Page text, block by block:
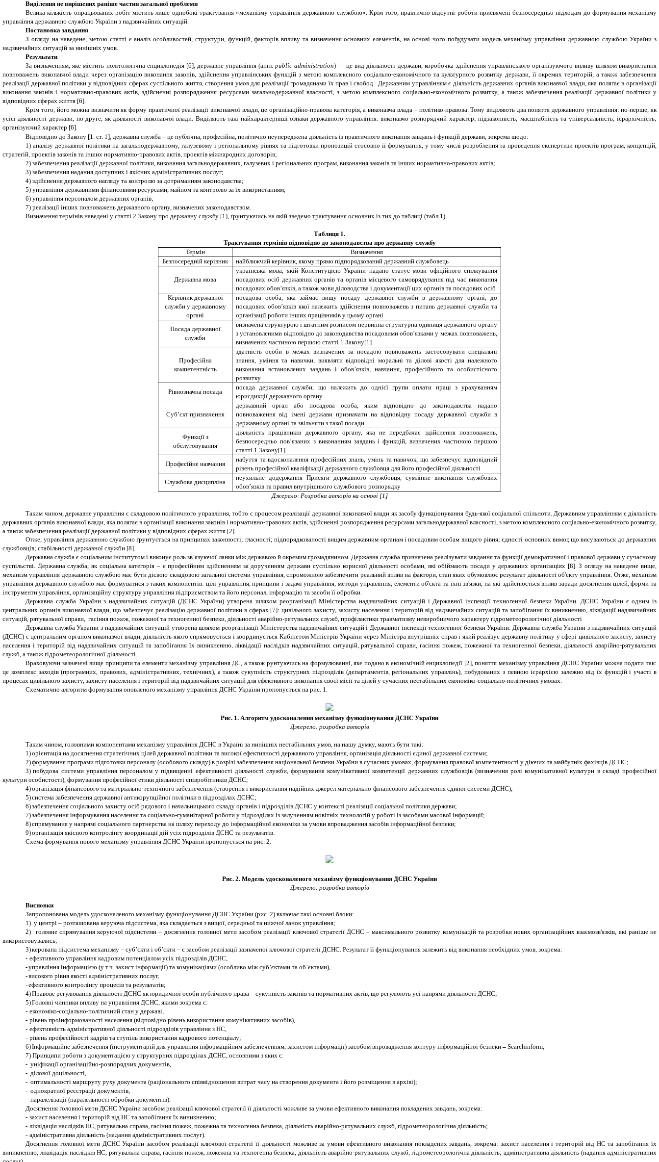
Виділення не вирішених раніше частин загальної проблеми
Велика кількість опрацьованих робіт містить лише однобокі трактування «механізму управління державною службою». Крім того, практично відсутні роботи присвячені безпосередньо підходам до формування механізму
управління державною службою України з надзвичайних ситуацій.
Постановказавдання
З огляду на наведене, метою статті є аналіз особливостей, структури, функцій, факторів впливу та визначення основних елементів, на основі чого побудувати модель механізму управління державною службоюУкраїни з
надзвичайних ситуацій за нинішніх умов.
Результати
За визначенням, яке містить політологічна енциклопедія [6], державне управління (англ.public administration) — це вид діяльності держави, коробочка здійснення управлінського організуючого впливу шляхом використання
повноважень виконавчої влади через організацію виконання законів, здійснення управлінських функцій з метою комплексного соціально-економічного та культурного розвитку держави, її окремих територій, а також забезпечення
реалізації державної політики у відповідних сферах суспільного життя, створення умов для реалізації громадянами їх прав і свобод. Державним управлінням є діяльність державних органів виконавчої влади, яка полягає в організації
виконання законів і нормативно-правових актів, здійсненні розпорядження ресурсами загальнодержавної власності, з метою комплексного соціально-економічного розвитку, а також забезпечення реалізації державної політики у
відповідних сферах життя [6].
Крім того, його можна визначити як форму практичної реалізації виконавчої влади, це організаційно-правова категорія, а виконавча влада – політико-правова. Тому виділяють два поняття державного управління: по-перше, як
усієї діяльності держави; по-друге, як діяльності виконавчої влади. Виділяють такі найхарактерніші ознаки державного управління: виконавчо-розпорядчий характер; підзаконність; масштабність та універсальність; ієрархічність;
організуючий характер [6].
Відповідно до Закону [1. ст. 1], державна служба – це публічна, професійна, політично неупереджена діяльність із практичного виконання завдань і функцій держави, зокрема щодо:
1) аналізу державної політики на загальнодержавному, галузевому і регіональному рівнях та підготовки пропозицій стосовно її формування, у тому числі розроблення та проведення експертизи проектів програм, концепцій,
стратегій, проектів законів та інших нормативно-правових актів, проектів міжнародних договорів;
2) забезпечення реалізації державної політики, виконання загальнодержавних, галузевих і регіональних програм, виконання законів та інших нормативно-правових актів;
3) забезпечення надання доступних і якісних адміністративних послуг;
4) здійснення державного нагляду та контролю за дотриманням законодавства;
5) управління державними фінансовими ресурсами, майном та контролю за їх використанням;
6) управління персоналом державних органів;
7) реалізації інших повноважень державного органу, визначених законодавством.
Визначення термінів наведені устатті 2 Законупро державну службу [1], ґрунтуючись на якій зведемотрактування основних із тих до таблиці (табл.1).
Таблиця 1.
Трактування термінів відповідно до законодавства про державну службу
Термін
Визначення
Безпосередній керівник
найближчий керівник, якому прямо підпорядкований державний службовець
Державна мова
українська мова, якій Конституцією України надано статус мови офіційного спілкування
посадових осіб державних органів та органів місцевого самоврядування під час виконання
посадових обов’язків, а також мови діловодства і документації цих органів та посадових осіб
Керівник державної
служби у державному
органі
посадова особа, яка займає вищу посаду державної служби в державному органі, до
посадових обов’язків якої належить здійснення повноважень з питань державної служби та
організації роботи інших працівників у цьому органі
Посада державної
служби
визначена структурою і штатним розписом первинна структурна одиниця державного органу
з установленими відповідно до законодавства посадовими обов’язками у межах повноважень,
визначених частиною першою статті 1 Закону[1]
Професійна
компетентність
здатність особи в межах визначених за посадою повноважень застосовувати спеціальні
знання, уміння та навички, виявляти відповідні моральні та ділові якості для належного
виконання встановлених завдань і обов’язків, навчання, професійного та особистісного
розвитку
Рівнозначна посада
посада державної служби, що належить до однієї групи оплати праці з урахуванням
юрисдикції державного органу
Суб’єкт призначення
державний орган або посадова особа, яким відповідно до законодавства надано
повноваження від імені держави призначати на відповідну посаду державної служби в
державному органі та звільняти з такої посади
Функції з
обслуговування
діяльність працівників державного органу, яка не передбачає здійснення повноважень,
безпосередньо пов’язаних з виконанням завдань і функцій, визначених частиною першою
статті 1 Закону[1]
Професійне навчання
набуття та вдосконалення професійних знань, умінь та навичок, що забезпечує відповідний
рівень професійної кваліфікації державного службовця для його професійної діяльності
Службова дисципліна
неухильне додержання Присяги державного службовця, сумлінне виконання службових
обов’язків та правил внутрішнього службового розпорядку
Джерело: Розробка авторів на основі [1]
Таким чином, державне управління є складовою політичного управління, тобто є процесом реалізації державної виконавчої влади як засобу функціонування будь-якої соціальної спільноти. Державним управлінням є діяльність
державних органів виконавчої влади, яка полягає в організації виконання законів і нормативно-правових актів, здійсненні розпорядження ресурсами загальнодержавної власності, з метою комплексного соціально-економічного розвитку,
а також забезпечення реалізації державної політики у відповідних сферах життя [2].
Отже, управління державною службою ґрунтується на принципах законності; гласності; підпорядкованості вищим державним органам і посадовим особам вищого рівня; єдності основних вимог, що висуваються до державних
службовців; стабільності державної служби [8].
Державна служба є соціальним інститутом і виконує роль зв’язуючої ланки між державою й окремим громадянином. Державна служба призначена реалізувати завдання та функції демократичної і правової держави у сучасному
суспільстві. Державна служба, як соціальна категорія – є професійним здійсненням за дорученням держави суспільно корисної діяльності особами, які обіймають посади у державних організаціях [8]. З огляду на наведене вище,
механізм управління державною службою має бути дієвою складовою загальної системи управління, спроможною забезпечити реальний вплив на фактори, стан яких обумовлює результат діяльності об'єкту управління. Отже, механізм
управління державною службою має формуватися з таких компонентів: цілі управління, принципи і задачі управління, методи управління, елементи об'єкта та їхні зв'язки, на які здійснюється вплив заради досягнення цілей, форми та
інструменти управління, організаційну структуру управління підприємством та його персонал, інформацію та засоби її обробки.
Державна служба України з надзвичайних ситуацій (ДСНС України) утворена шляхом реорганізаціїМіністерства надзвичайних ситуацій і Державної інспекції техногенної безпеки України. ДСНС України є одним із
центральних органів виконавчої влади, що забезпечує реалізацію державної політики в сферах [7]: цивільного захисту, захисту населення і територій від надзвичайних ситуацій та запобігання їх виникненню, ліквідації надзвичайних
ситуацій, рятувальної справи, гасіння пожеж, пожежної та техногенної безпеки, діяльності аварійно-рятувальних служб, профілактики травматизму невиробничого характеру гідрометеорологічної діяльності
Державна служба України з надзвичайних ситуацій утворена шляхом реорганізації Міністерства надзвичайних ситуацій і Державної інспекції техногенної безпеки України.Державна служба України з надзвичайних ситуацій
(ДСНС) є центральним органом виконавчої влади, діяльність якого спрямовується і координується Кабінетом Міністрів України через Міністра внутрішніх справ і який реалізує державну політику у сфері цивільного захисту, захисту
населення і територій від надзвичайних ситуацій та запобігання їх виникненню, ліквідації наслідків надзвичайних ситуацій, рятувальної справи, гасіння пожеж, пожежної та техногенної безпеки, діяльності аварійно-рятувальних
служб, а також гідрометеорологічної діяльності.
Враховуючи зазначені вище принципи та елементи механізму управління ДС, а також рунтуючись на формулюванні, яке подано в економічній енциклопедії [2], поняття механізму управління ДСНС України можна подати так:
це комплекс заходів (програмних, правових, адміністративних, технічних), а також сукупність структурних підрозділів (департаментів, регіональних управлінь), побудованих з певною ієрархією залежно від їх функцій і участі в
процесах цивільного захисту, захисту населення і територій від надзвичайних ситуацій для ефективного виконання своєї місії та цілей у сучасних нестабільних економіко-соціально-політичних умовах.
Схематично алгоритм формування оновленого механізму управління ДСНС України пропонується на рис. 1.
Рис. 1. Алгоритм удосконалення механізму функціонування ДСНС України
Джерело: розробка авторів
Таким чином, головними компонентами механізму управління ДСНС в Україні за нинішніх нестабільних умов, на нашу думку, мають бути такі:
1)орієнтація на досягнення стратегічних цілей державної політики та високої ефективності державного управління, організація діяльності єдиної державної системи;
2)формування програми підготовки персоналу (особового складу) в розрізі забезпечення національної безпеки України в сучасних умовах, формування правової компетентності у діючих та майбутніх фахівців ДСНС;
3) побудова системи управління персоналом у підвищенні ефективності діяльності служби, формування комунікативної компетенції державних службовців (визначення ролі комунікативної культури в складі професійної
культури особистості), формування професійної етики діяльності співробітників ДСНС;
4)організація фінансового та матеріально-технічного забезпечення (створення і використання надійних джерел матеріально-фінансового забезпечення єдиної системи ДСНС);
5)система забезпечення державної антикорупційної політики в підрозділах ДСНС;
6)забезпечення соціального захисту осіб рядового і начальницького складу органів і підрозділів ДСНС у контексті реалізації соціальної політики держави;
7)забезпечення інформування населення та соціально-гуманітарної роботи у підрозділах із залученням новітніх технологій у роботі із засобами масової інформації;
8)спрямування у напрямі соціального партнерства на шляху переходу до інформаційної економіки за умови впровадження засобів інформаційної безпеки;
9)організація якісного контролінгу координації дій усіх підрозділів ДСНС та результатів.
Схема формування нового механізму управління ДСНС України пропонується на рис. 2.
Рис. 2. Модель удосконаленого механізму функціонування ДСНС України
Джерело: розробка авторів
Висновки
Запропонована модель удосконаленого механізму функціонування ДСНС України (рис. 2) включає такі основні блоки:
1) у центрі – розташована керуюча підсистема, яка складається з вищої, середньої та нижчої ланок управління;
2)
головне спрямування керуючої підсистеми – досягнення головної мети засобом реалізації ключової стратегії ДСНС – максимального розвитку комунікацій та розробки нових організаційних взаємозв'язків, які раніше не
використовувались;
3)керована підсистема механізму – суб’єкти і об’єкти – є засобом реалізації зазначеної ключової стратегії ДСНС. Результат її функціонування залежить від виконання необхідних умов, зокрема:
- ефективного управління кадровим потенціалом усіх підрозділів ДСНС,
-управління інформацією (у т.ч. захист інформації) та комунікаціями (особливо між суб’єктами та об’єктами),
-високого рівня якості адміністративних послуг,
-ефективного контролінгу процесів та результатів;
4)Правове регулювання діяльності ДСНС як юридичної особи публічного права – сукупність законів та нормативних актів, що регулюють усі напрями діяльності ДСНС;
5)Головні чинники впливу на управління ДСНС, якими зокрема є:
- економіко-соціально-політичний стан у державі,
- рівень проінформованості населення (відповідно рівень використання комунікативних засобів),
- ефективність адміністративної діяльності підрозділів управління з НС,
- рівень професійності кадрів та ступінь використання кадрового потенціалу;
6)Інформаційне забезпечення (інструментарій для управління інформаційним забезпеченням, захистом інформації) засобом впровадження контуру інформаційної безпеки –Searchinform;
7) Принципи роботи з документацією у структурних підрозділах ДСНС, основними з яких є:
- уніфікації організаційно-розпорядчих документів,
- ділової доцільності,
- оптимальності маршруту руху документа (раціонального співвідношення витрат часу на створення документа і його розміщення в архіві);
- однократної реєстрації документів,
- паралелізації (паралельності обробки документів).
Досягнення головної мети ДСНС України засобом реалізації ключової стратегії її діяльності можливе за умови ефективного виконання покладених завдань, зокрема:
- захист населення і територій від НС та запобігання їх виникненню;
- ліквідація наслідків НС, рятувальна справа, гасіння пожеж, пожежна та техногенна безпека, діяльність аварійно-рятувальних служб, гідрометеорологічна діяльність;
- адміністративна діяльність (надання адміністративних послуг).
Досягнення головної мети ДСНС України засобом реалізації ключової стратегії її діяльності можливе за умови ефективного виконання покладених завдань, зокрема: захист населення і територій від НС та запобігання їх
виникненню; ліквідація наслідків НС, рятувальна справа, гасіння пожеж, пожежна та техногенна безпека, діяльність аварійно-рятувальних служб, гідрометеорологічна діяльність; адміністративна діяльність (надання адміністративних